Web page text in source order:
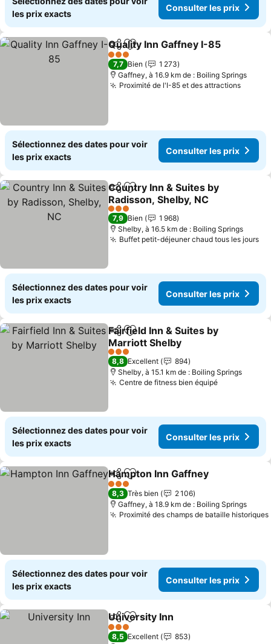
les prix exacts
Consulter les prix
PartagerAjouter à mes favoris
Quality Inn Gaffney I-85
3 Étoiles
7,7 Bien
1 273
Gaffney, à 16.9 km de : Boiling Springs
Proximité de l'I-85 et des attractions
Sélectionnez des dates pour voir
les prix exacts
Consulter les prix
PartagerAjouter à mes favoris
Country Inn & Suites by
Radisson, Shelby, NC
3 Étoiles
7,9 Bien
1 968
Shelby, à 16.5 km de : Boiling Springs
Buffet petit-déjeuner chaud tous les jours
Sélectionnez des dates pour voir
les prix exacts
Consulter les prix
PartagerAjouter à mes favoris
Fairfield Inn & Suites by
Marriott Shelby
3 Étoiles
8,8 Excellent
894
Shelby, à 15.1 km de : Boiling Springs
Centre de fitness bien équipé
Sélectionnez des dates pour voir
les prix exacts
Consulter les prix
PartagerAjouter à mes favoris
Hampton Inn Gaffney
3 Étoiles
8,3 Très bien
2 106
Gaffney, à 18.9 km de : Boiling Springs
Proximité des champs de bataille historiques
Sélectionnez des dates pour voir
les prix exacts
Consulter les prix
PartagerAjouter à mes favoris
University Inn
3 Étoiles
8,5 Excellent
853